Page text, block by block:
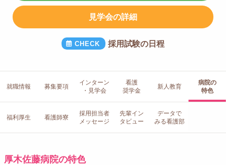
見学会の詳細
採用試験の日程
就職情報 募集要項
インターン
・見学会
看護
奨学金
新人教育
病院の
特色
福利厚生 看護師寮
採用担当者
メッセージ
先輩イン
タビュー
データで
みる看護部
厚木佐藤病院の特色